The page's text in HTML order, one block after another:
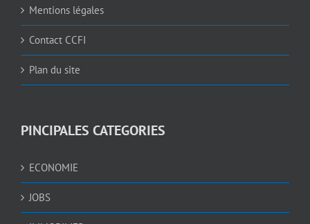
Mentions légales
Contact CCFI
Plan du site
PINCIPALES CATEGORIES
ECONOMIE
JOBS